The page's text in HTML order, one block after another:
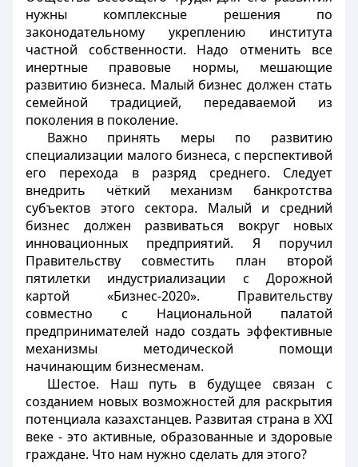
нужны комплексные решения по
законодательному укреплению института
частной собственности. Надо отменить все
инертные правовые нормы, мешающие
развитию бизнеса. Малый бизнес должен стать
семейной традицией, передаваемой из
поколения в поколение.
Важно принять меры по развитию
специализации малого бизнеса, с перспективой
его перехода в разряд среднего. Следует
внедрить чёткий механизм банкротства
субъектов этого сектора. Малый и средний
бизнес должен развиваться вокруг новых
инновационных предприятий. Я поручил
Правительству совместить план второй
пятилетки индустриализации с Дорожной
картой «Бизнес-2020». Правительству
совместно с Национальной палатой
предпринимателей надо создать эффективные
механизмы методической помощи
начинающим бизнесменам.
Шестое. Наш путь в будущее связан с
созданием новых возможностей для раскрытия
потенциала казахстанцев. Развитая страна в ХХI
веке - это активные, образованные и здоровые
граждане. Что нам нужно сделать для этого?